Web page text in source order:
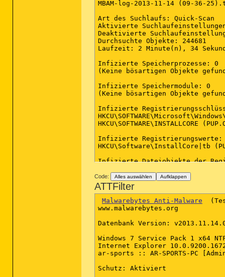
MBAM-log-2013-11-14 (09-36-
Art des Suchlaufs: Quick-Scan
Aktivierte
Deaktivierte
Durchsuchte Objekte: 244681
Laufzeit: 2 Minute(n), 34
Infizierte Speicherprozesse: 0
(Keine bösartigen Objekte
Infizierte Speichermodule: 0
(Keine bösartigen Objekte
Infizierte
Infizierte Registrierungswerte:
HKCU\Software\InstallCore|tb
Infizierte Dateiobjekte der
Infizierte Verzeichnisse: 1
C:\Users\ar-
Infizierte Dateien: 8
C:\Users\ar-
C:\Users\ar-
C:\Users\ar-
C:\Users\ar-
C:\Users\ar-
C:\Users\ar-
C:\Users\ar-
Code: Alles auswählen Aufklappen
ATTFilter
Malwarebytes Anti-Malware
www.malwarebytes.org
Datenbank Version:
Windows 7 Service Pack 1 x64
Internet Explorer
ar-sports :: AR-SPORTS-PC
Schutz: Aktiviert